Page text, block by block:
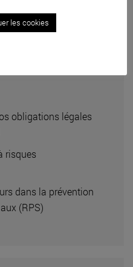
obligations légales
risques
dans la prévention
(RPS)
les cookies